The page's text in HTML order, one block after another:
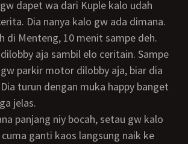
Dia nanya kalo gw ada dimana.
di Menteng, 10 menit sampe deh.
aja sambil elo ceritain. Sampe
parkir motor dilobby aja, biar dia
turun dengan muka happy banget
jelas.
ganti kaos langsung naik ke